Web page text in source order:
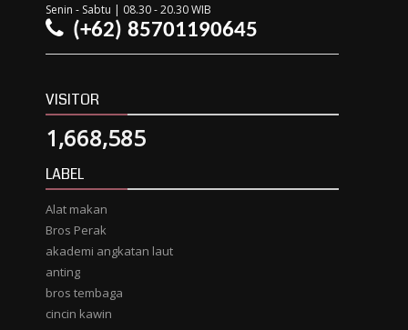
Senin - Sabtu | 08.30 - 20.30 WIB
(+62) 85701190645
VISITOR
1,668,585
LABEL
Alat makan
Bros Perak
akademi angkatan laut
anting
bros tembaga
cincin kawin